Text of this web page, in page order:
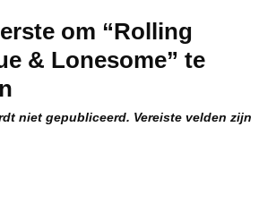
om “Rolling
& Lonesome” te
niet gepubliceerd. Vereiste velden zijn